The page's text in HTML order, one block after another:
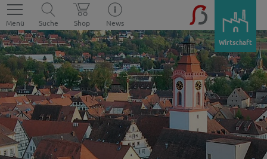
Menü Suche Shop
News
Wirtschaft